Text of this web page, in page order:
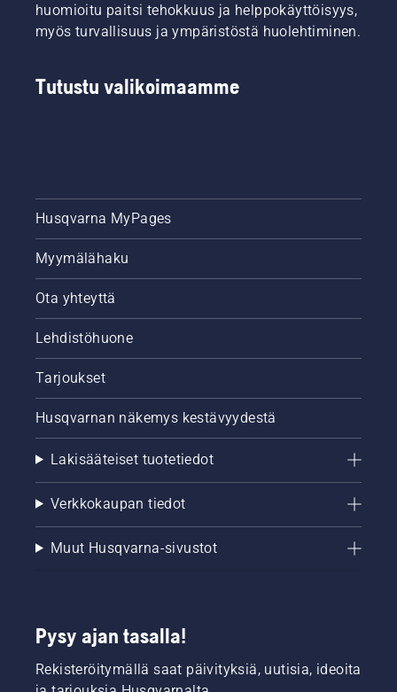
huomioitu paitsi tehokkuus ja helppokäyttöisyys,
myös turvallisuus ja ympäristöstä huolehtiminen.
Tutustu valikoimaamme
Husqvarna MyPages
Myymälähaku
Ota yhteyttä
Lehdistöhuone
Tarjoukset
Husqvarnan näkemys kestävyydestä
Lakisääteiset tuotetiedot
Verkkokaupan tiedot
Muut Husqvarna-sivustot
Pysy ajan tasalla!
Rekisteröitymällä saat päivityksiä, uutisia, ideoita